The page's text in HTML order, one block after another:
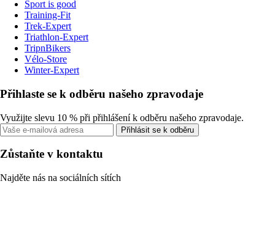
Sport is good
Training-Fit
Trek-Expert
Triathlon-Expert
TripnBikers
Vélo-Store
Winter-Expert
Přihlaste se k odběru našeho zpravodaje
Využijte slevu 10 % při přihlášení k odběru našeho zpravodaje.
Přihlásit se k odběru
Zůstaňte v kontaktu
Najděte nás na sociálních sítích